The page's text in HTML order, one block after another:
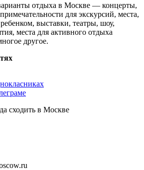
отдыха в Москве — концерты,
для экскурсий, места,
выставки, театры, шоу,
места для активного отдыха
другое.
сходить в Москве